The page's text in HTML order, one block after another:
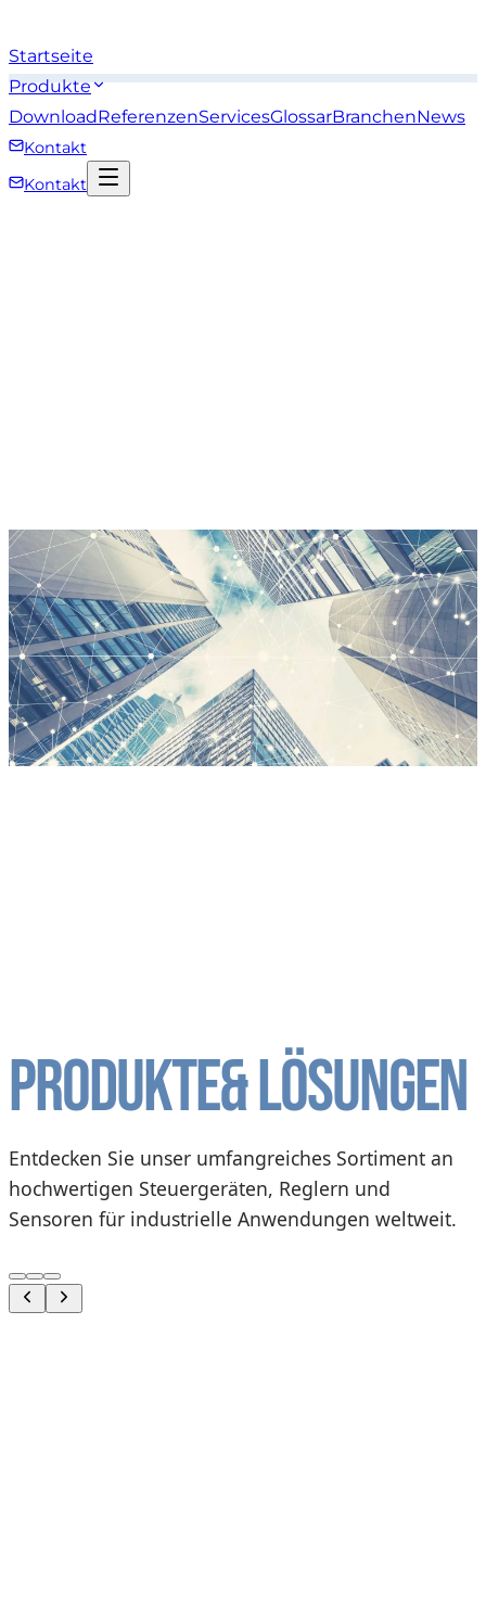
Startseite
Produkte
DownloadReferenzenServicesGlossarBranchenNews
Kontakt
Kontakt
Produkte& Lösungen
Entdecken Sie unser umfangreiches Sortiment an
hochwertigen Steuergeräten, Reglern und
Sensoren für industrielle Anwendungen weltweit.